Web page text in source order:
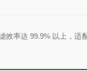
率达 99.9% 以上，适